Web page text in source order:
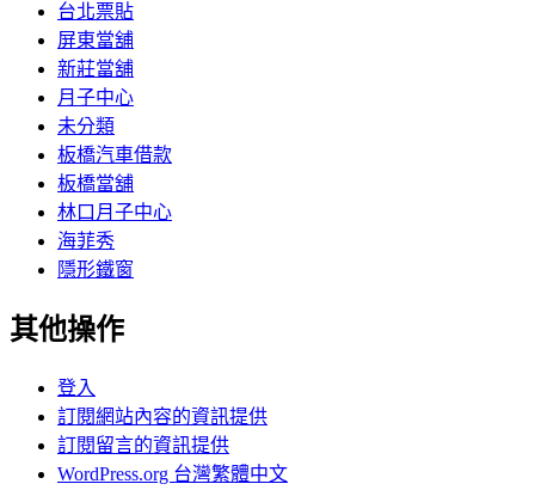
台北票貼
屏東當舖
新莊當舖
月子中心
未分類
板橋汽車借款
板橋當舖
林口月子中心
海菲秀
隱形鐵窗
其他操作
登入
訂閱網站內容的資訊提供
訂閱留言的資訊提供
WordPress.org 台灣繁體中文